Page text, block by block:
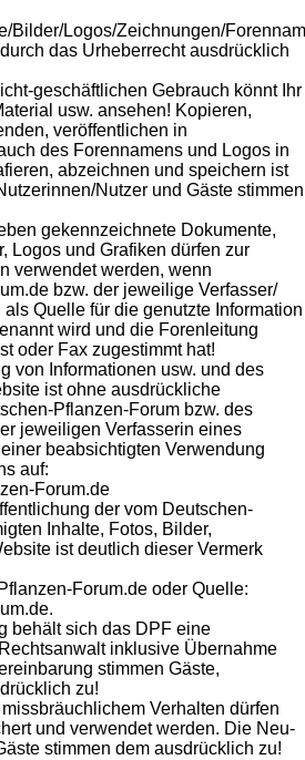
Bilder/Logos/Zeichnungen/
das Urheberrecht ausdrücklich
geschäftlichen Gebrauch könnt Ihr
usw. ansehen! Kopieren,
veröffentlichen in
des Forennamens und Logos in
abzeichnen und speichern ist
Nutzer und Gäste stimmen
gekennzeichnete Dokumente,
Logos und Grafiken dürfen zur
verwendet werden, wenn
bzw. der jeweilige Verfasser/
Quelle für die genutzte Information
wird und die Forenleitung
oder Fax zugestimmt hat!
von Informationen usw. und des
ist ohne ausdrückliche
Pflanzen-Forum bzw. des
jeweiligen Verfasserin eines
beabsichtigten Verwendung
auf:
Forum.de
der vom Deutschen-
Inhalte, Fotos, Bilder,
ist deutlich dieser Vermerk
Forum.de oder Quelle:
behält sich das DPF eine
inklusive Übernahme
stimmen Gäste,
zu!
Verhalten dürfen
und verwendet werden. Die Neu-
stimmen dem ausdrücklich zu!